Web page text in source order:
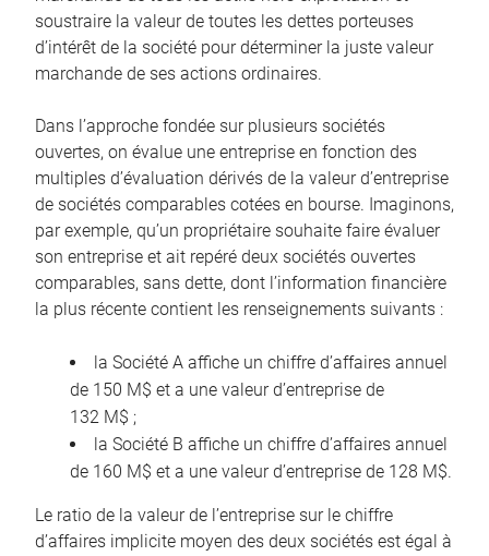
soustraire la valeur de toutes les dettes porteuses
d’intérêt de la société pour déterminer la juste valeur
marchande de ses actions ordinaires.
Dans l’approche fondée sur plusieurs sociétés
ouvertes, on évalue une entreprise en fonction des
multiples d’évaluation dérivés de la valeur d’entreprise
de sociétés comparables cotées en bourse. Imaginons,
par exemple, qu’un propriétaire souhaite faire évaluer
son entreprise et ait repéré deux sociétés ouvertes
comparables, sans dette, dont l’information financière
la plus récente contient les renseignements suivants :
la Société A affiche un chiffre d’affaires annuel
de 150 M$ et a une valeur d’entreprise de
132 M$ ;
la Société B affiche un chiffre d’affaires annuel
de 160 M$ et a une valeur d’entreprise de 128 M$.
Le ratio de la valeur de l’entreprise sur le chiffre
d’affaires implicite moyen des deux sociétés est égal à